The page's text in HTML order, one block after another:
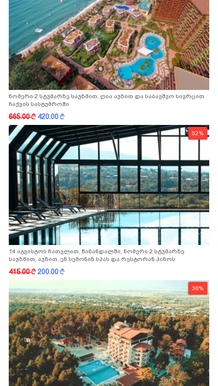
ნომერი 2 სტუმარზე საუზმით, ღია აუზით და საბავშვო სივრცით
ჩაქვის სასტუმროში
665.00k 420.00k
52%
14 აგვისტოს ჩათვლით, წინანდალში, ნომერი 2 სტუმარზე
საუზმით, აუზით, ენ სემონინ სპას და რესტორან პინოს
ფასდაკლებით
415.00k200.00k
36%